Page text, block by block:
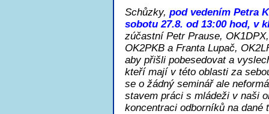
Schůzky, pod vedením Petra
sobotu 27.8. od 13:00 hod, v
zúčastní Petr Prause,
OK2PKB a Franta Lupač,
aby přišli pobesedovat a
kteří mají v této oblasti za
se o žádný seminář ale
stavem práci s mládeži v naši
koncentraci odborníků na dané